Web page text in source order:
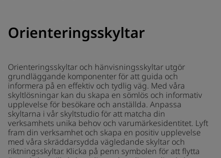
Orienteringsskyltar
Orienteringsskyltar och hänvisningsskyltar utgör
grundläggande komponenter för att guida och
informera på en effektiv och tydlig väg. Med våra
skyltlösningar kan du skapa en sömlös och informativ
upplevelse för besökare och anställda. Anpassa
skyltarna i vår skyltstudio för att matcha din
verksamhets unika behov och varumärkesidentitet. Lyft
fram din verksamhet och skapa en positiv upplevelse
med våra skräddarsydda vägledande skyltar och
riktningsskyltar. Klicka på penn symbolen för att flytta